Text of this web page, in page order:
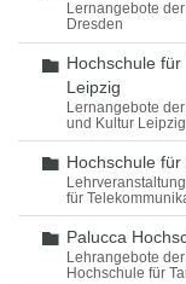
Lernangebote
Dresden
Ordner
Hochschule
Leipzig
Lernangebote
und Kultur Leipzig
Ordner
Hochschule
für
Ordner
Palucca
Lehrangebote
Hochschule für